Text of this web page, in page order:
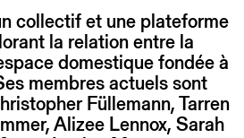
collectif et une plateforme
la relation entre la
domestique fondée à
membres actuels sont
Füllemann, Tarren
Alizee Lennox, Sarah